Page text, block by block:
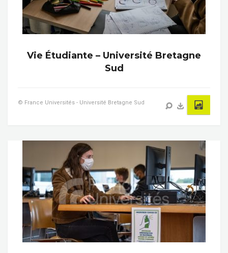
Vie Étudiante – Université Bretagne
Sud
© France Universités - Université Bretagne Sud